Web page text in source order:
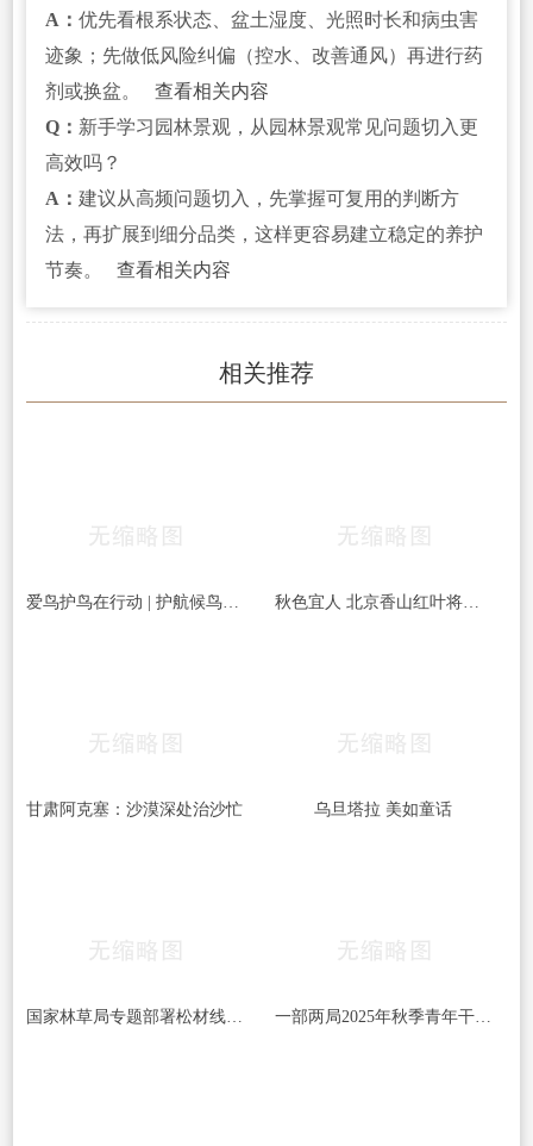
A： 优先看根系状态、盆土湿度、光照时长和病虫害
迹象；先做低风险纠偏（控水、改善通风）再进行药
剂或换盆。
查看相关内容
Q： 新手学习园林景观，从园林景观常见问题切入更
高效吗？
A： 建议从高频问题切入，先掌握可复用的判断方
法，再扩展到细分品类，这样更容易建立稳定的养护
节奏。
查看相关内容
相关推荐
爱鸟护鸟在行动 | 护航候鸟迁徙，守护鸟类家园！哈尔滨青少年在行动…… 秋色宜人 北京香山红叶将迎最佳观赏期
甘肃阿克塞：沙漠深处治沙忙 乌旦塔拉 美如童话
国家林草局专题部署松材线虫病等疫情防控工作 一部两局2025年秋季青年干部培训班和处级干部进修班开班